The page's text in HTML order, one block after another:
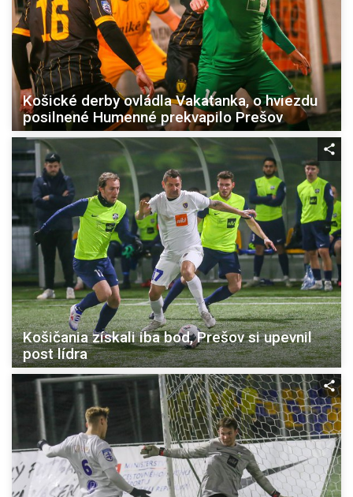
Košické derby ovládla Vakatanka, o hviezdu
posilnené Humenné prekvapilo Prešov
Košičania získali iba bod, Prešov si upevnil
post lídra